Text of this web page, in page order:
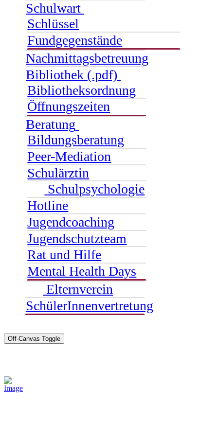
Schulwart
Schlüssel
Fundgegenstände
Nachmittagsbetreuung
Bibliothek (.pdf)
Bibliotheksordnung
Öffnungszeiten
Beratung
Bildungsberatung
Peer-Mediation
Schulärztin
Schulpsychologie
Hotline
Jugendcoaching
Jugendschutzteam
Rat und Hilfe
Mental Health Days
Elternverein
SchülerInnenvertretung
Off-Canvas Toggle